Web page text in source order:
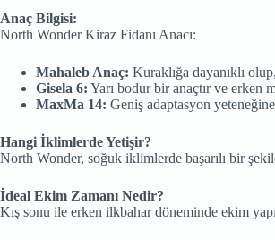
Anaç Bilgisi:
North Wonder Kiraz Fidanı Anacı:
Mahaleb Anaç: Kuraklığa dayanıklı
Gisela 6: Yarı bodur bir anaçtır ve erken
MaxMa 14: Geniş adaptasyon
Hangi İklimlerde Yetişir?
North Wonder, soğuk iklimlerde başarılı bir
İdeal Ekim Zamanı Nedir?
Kış sonu ile erken ilkbahar döneminde ekim